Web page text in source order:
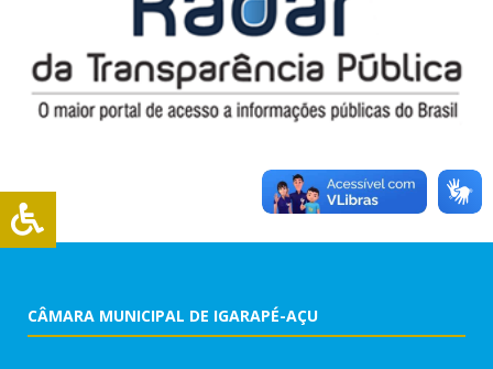
CÂMARA MUNICIPAL DE IGARAPÉ-AÇU